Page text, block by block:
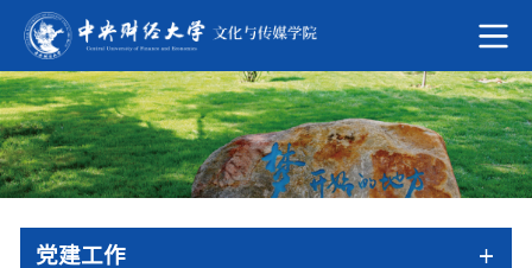
党建工作